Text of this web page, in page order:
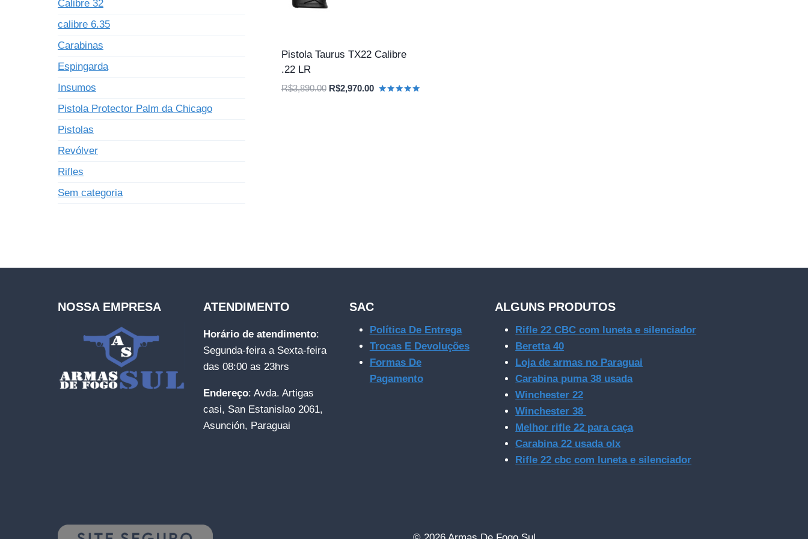
Pistola Taurus TX22 Calibre
.22 LR
R$3,890.00 O
R$2,970.00O
Calibre 32
calibre 6.35
Carabinas
Espingarda
Insumos
Pistola Protector Palm da Chicago
Pistolas
Revólver
Rifles
Sem categoria
NOSSA EMPRESA ATENDIMENTO
Horário de atendimento:
Segunda-feira a Sexta-feira
das 08:00 as 23hrs
Endereço: Avda. Artigas
casi, San Estanislao 2061,
Asunción, Paraguai
SAC
Política De Entrega
Trocas E Devoluções
Formas De
Pagamento
ALGUNS PRODUTOS
Rifle 22 CBC com luneta e silenciador
Beretta 40
Loja de armas no Paraguai
Carabina puma 38 usada
Winchester 22
Winchester 38
Melhor rifle 22 para caça
Carabina 22 usada olx
Rifle 22 cbc com luneta e silenciador